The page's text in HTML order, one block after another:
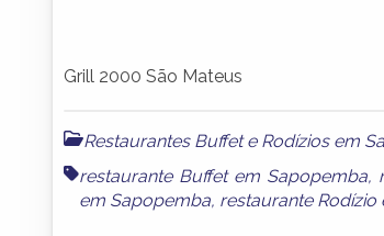
Grill 2000 São Mateus
Restaurantes Buffet e Rodízios em
restaurante Buffet em Sapopemba,
em Sapopemba, restaurante